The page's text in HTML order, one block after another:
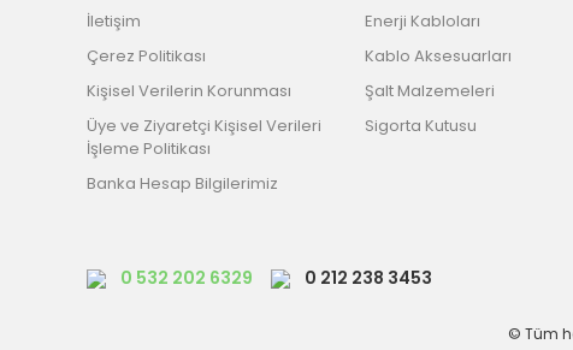
İletişim
Çerez Politikası
Kişisel Verilerin Korunması
Üye ve Ziyaretçi Kişisel Verileri
İşleme Politikası
Banka Hesap Bilgilerimiz
Enerji Kabloları
Kablo Aksesuarları
Şalt Malzemeleri
Sigorta Kutusu
0 532 202 6329 0 212 238 3453
© Tüm